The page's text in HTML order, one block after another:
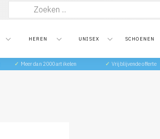
HEREN UNISEX SCHOENEN
✓ Meer dan 2000 artikelen ✓ Vrijblijvende offerte